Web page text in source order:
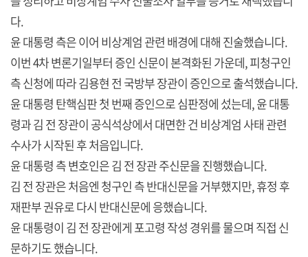
다.
윤 대통령 측은 이어 비상계엄 관련 배경에 대해 진술했습니다.
이번 4차 변론기일부터 증인 신문이 본격화된 가운데, 피청구인
측 신청에 따라 김용현 전 국방부 장관이 증인으로 출석했습니다.
윤 대통령 탄핵심판 첫 번째 증인으로 심판정에 섰는데, 윤 대통
령과 김 전 장관이 공식석상에서 대면한 건 비상계엄 사태 관련
수사가 시작된 후 처음입니다.
윤 대통령 측 변호인은 김 전 장관 주신문을 진행했습니다.
김 전 장관은 처음엔 청구인 측 반대신문을 거부했지만, 휴정 후
재판부 권유로 다시 반대신문에 응했습니다.
윤 대통령이 김 전 장관에게 포고령 작성 경위를 물으며 직접 신
문하기도 했습니다.